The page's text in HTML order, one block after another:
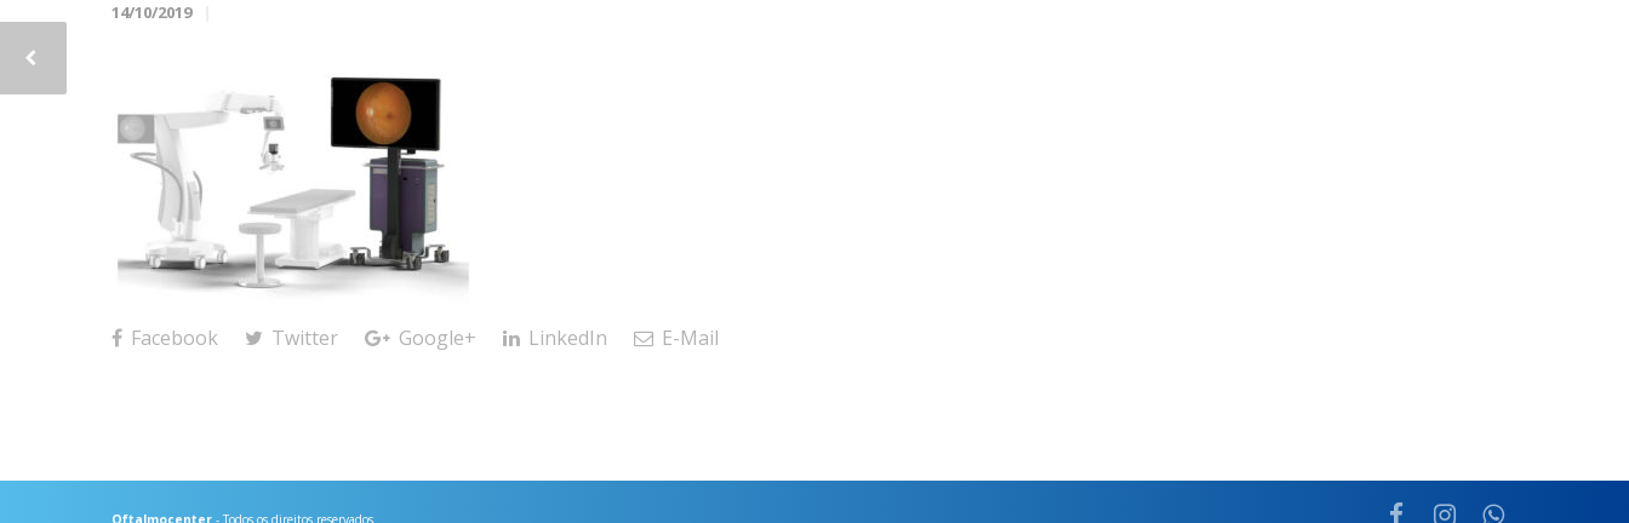
14/10/2019
Facebook Twitter Google+ LinkedIn E-Mail
Oftalmocenter - Todos os direitos reservados.